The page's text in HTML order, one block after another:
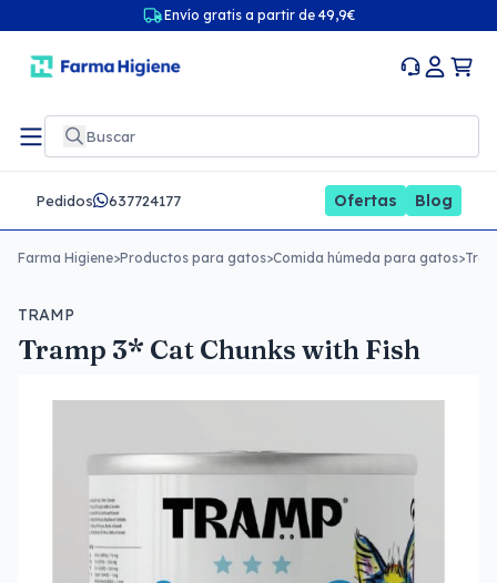
Envío gratis a partir de 49,9€
Pedidos 637724177 Ofertas Blog
Farma Higiene>Productos para gatos>Comida húmeda para gatos>
TRAMP
Tramp 3* Cat Chunks with Fish